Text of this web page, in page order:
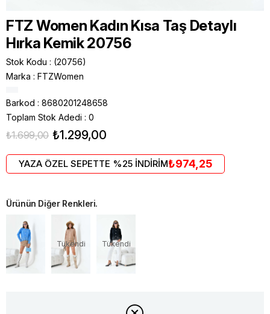
FTZ Women Kadın Kısa Taş Detaylı
Hırka Kemik 20756
Stok Kodu
(20756)
Marka : FTZWomen
Barkod : 8680201248658
Toplam Stok Adedi : 0
₺1.699,00 ₺1.299,00
YAZA ÖZEL SEPETTE %25 İNDİRİM₺974,25
Ürünün Diğer Renkleri.
Tükendi Tükendi